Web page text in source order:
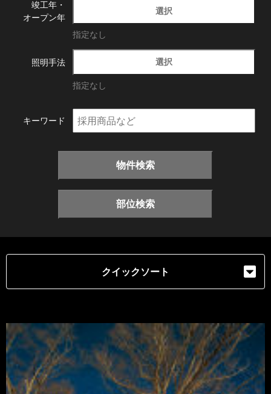
竣工年・
オープン年
選択
指定なし
照明手法 選択
指定なし
キーワード
物件検索
部位検索
クイックソート